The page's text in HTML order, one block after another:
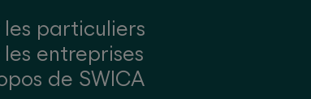
les particuliers
les entreprises
de SWICA